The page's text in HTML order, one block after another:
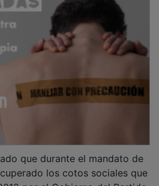
los cotos sociales que
por el Gobierno del Partido